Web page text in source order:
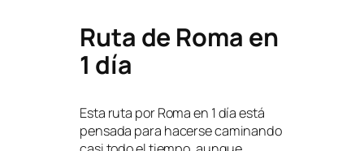
Ruta de Roma en
1 día
Esta ruta por Roma en 1 día está
pensada para hacerse caminando